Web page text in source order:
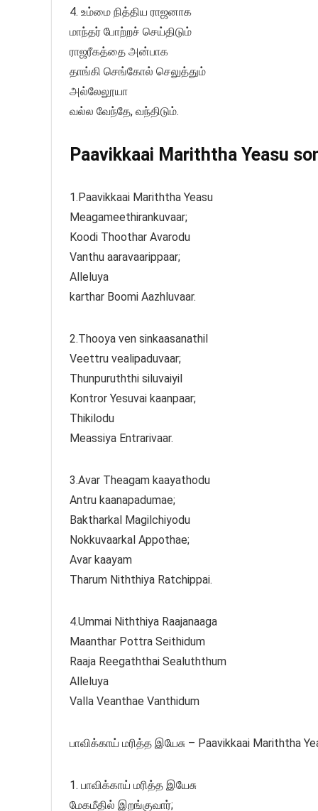
4. உம்மை நித்திய ராஜனாக
மாந்தர் போற்றச் செய்திடும்
ராஜரீகத்தை அன்பாக
தாங்கி செங்கோல் செலுத்தும்
அல்லேலூயா
வல்ல வேந்தே, வந்திடும்.
Paavikkaai Mariththa Yeasu
1.Paavikkaai Mariththa Yeasu
Meagameethirankuvaar;
Koodi Thoothar Avarodu
Vanthu aaravaarippaar;
Alleluya
karthar Boomi Aazhluvaar.
2.Thooya ven sinkaasanathil
Veettru vealipaduvaar;
Thunpuruththi siluvaiyil
Kontror Yesuvai kaanpaar;
Thikilodu
Meassiya Entrarivaar.
3.Avar Theagam kaayathodu
Antru kaanapadumae;
Baktharkal Magilchiyodu
Nokkuvaarkal Appothae;
Avar kaayam
Tharum Niththiya Ratchippai.
4.Ummai Niththiya Raajanaaga
Maanthar Pottra Seithidum
Raaja Reegaththai Sealuththum
Alleluya
Valla Veanthae Vanthidum
பாவிக்காய் மரித்த இயேசு – Paavikkaai Mariththa
1. பாவிக்காய் மரித்த இயேசு
மேகமீதில் இறங்குவார்;